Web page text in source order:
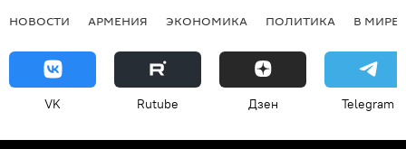
НОВОСТИ АРМЕНИЯ ЭКОНОМИКА ПОЛИТИКА В МИРЕ
VK Rutube Дзен Telegram